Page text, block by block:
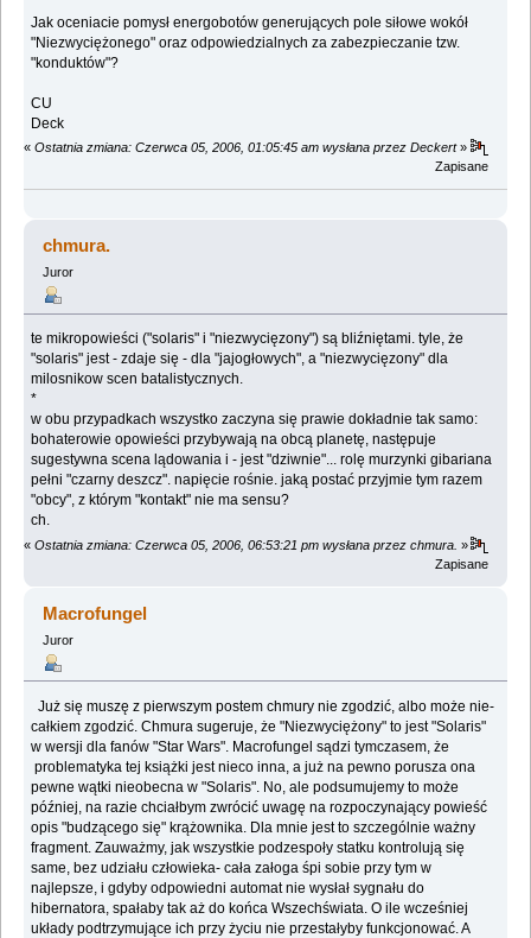
Jak oceniacie pomysł energobotów generujących pole siłowe wokół
"Niezwyciężonego" oraz odpowiedzialnych za zabezpieczanie tzw.
"konduktów"?
CU
Deck
« Ostatnia zmiana: Czerwca 05, 2006, 01:05:45 am wysłana przez Deckert»
Zapisane
chmura.
Juror
te mikropowieści ("solaris" i "niezwycięzony") są bliźniętami. tyle, że
"solaris" jest - zdaje się - dla "jajogłowych", a "niezwycięzony" dla
milosnikow scen batalistycznych.
*
w obu przypadkach wszystko zaczyna się prawie dokładnie tak samo:
bohaterowie opowieści przybywają na obcą planetę, następuje
sugestywna scena lądowania i - jest "dziwnie"... rolę murzynki gibariana
pełni "czarny deszcz". napięcie rośnie. jaką postać przyjmie tym razem
"obcy", z którym "kontakt" nie ma sensu?
ch.
« Ostatnia zmiana: Czerwca 05, 2006, 06:53:21 pm wysłana przez chmura. »
Zapisane
Macrofungel
Juror
Już się muszę z pierwszym postem chmury nie zgodzić, albo może nie-
całkiem zgodzić. Chmura sugeruje, że "Niezwyciężony" to jest "Solaris"
w wersji dla fanów "Star Wars". Macrofungel sądzi tymczasem, że
problematyka tej książki jest nieco inna, a już na pewno porusza ona
pewne wątki nieobecna w "Solaris". No, ale podsumujemy to może
później, na razie chciałbym zwrócić uwagę na rozpoczynający powieść
opis "budzącego się" krążownika. Dla mnie jest to szczególnie ważny
fragment. Zauważmy, jak wszystkie podzespoły statku kontrolują się
same, bez udziału człowieka- cała załoga śpi sobie przy tym w
najlepsze, i gdyby odpowiedni automat nie wysłał sygnału do
hibernatora, spałaby tak aż do końca Wszechświata. O ile wcześniej
układy podtrzymujące ich przy życiu nie przestałyby funkcjonować. A